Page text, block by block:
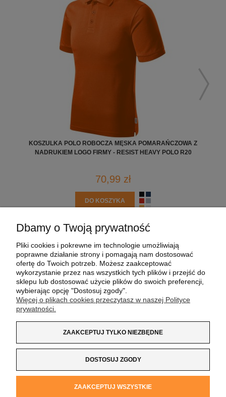
KOSZULKA POLO ROBOCZA MĘSKA POMARAŃCZOWA Z
NADRUKIEM LOGO FIRMY - RESIST HEAVY POLO R20
70,99 zł
DO KOSZYKA
MOJE KONTO
PŁATNOŚCI I DOSTAWA
O NAS
Kochanowskiego 37/K5 |33-100 Tarnów| tel.:
Dbamy o Twoją prywatność
Pliki cookies i pokrewne im technologie umożliwiają
poprawne działanie strony i pomagają nam dostosować
ofertę do Twoich potrzeb. Możesz zaakceptować
wykorzystanie przez nas wszystkich tych plików i przejść do
sklepu lub dostosować użycie plików do swoich preferencji,
wybierając opcję "Dostosuj zgody".
Więcej o plikach cookies przeczytasz w naszej Polityce
prywatności.
ZAAKCEPTUJ TYLKO NIEZBĘDNE
DOSTOSUJ ZGODY
ZAAKCEPTUJ WSZYSTKIE